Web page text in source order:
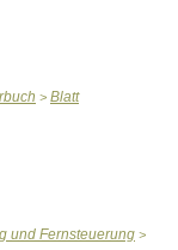
> Blatt
und Fernsteuerung >